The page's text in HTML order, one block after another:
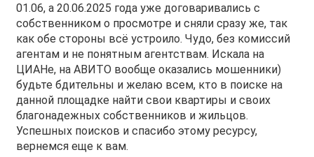
01.06, а 20.06.2025 года уже договаривались с
собственником о просмотре и сняли сразу же, так
как обе стороны всё устроило. Чудо, без комиссий
агентам и не понятным агентствам. Искала на
ЦИАНе, на АВИТО вообще оказались мошенники)
будьте бдительны и желаю всем, кто в поиске на
данной площадке найти свои квартиры и своих
благонадежных собственников и жильцов.
Успешных поисков и спасибо этому ресурсу,
вернемся еще к вам.